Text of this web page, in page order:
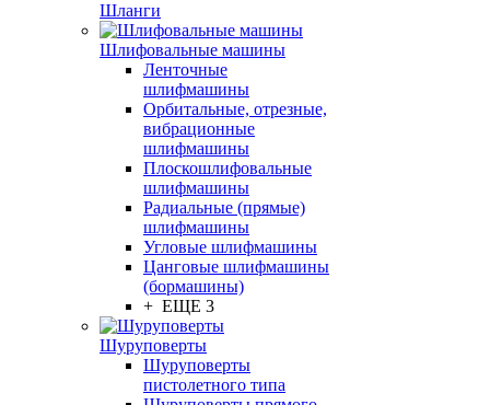
Шланги
Шлифовальные машины
Ленточные
шлифмашины
Орбитальные, отрезные,
вибрационные
шлифмашины
Плоскошлифовальные
шлифмашины
Радиальные (прямые)
шлифмашины
Угловые шлифмашины
Цанговые шлифмашины
(бормашины)
+ ЕЩЕ 3
Шуруповерты
Шуруповерты
пистолетного типа